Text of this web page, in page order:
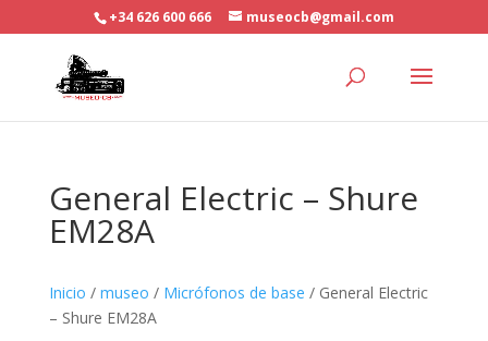
+34 626 600 666 museocb@gmail.com
General Electric – Shure
EM28A
Inicio / museo / Micrófonos de base / General Electric
– Shure EM28A